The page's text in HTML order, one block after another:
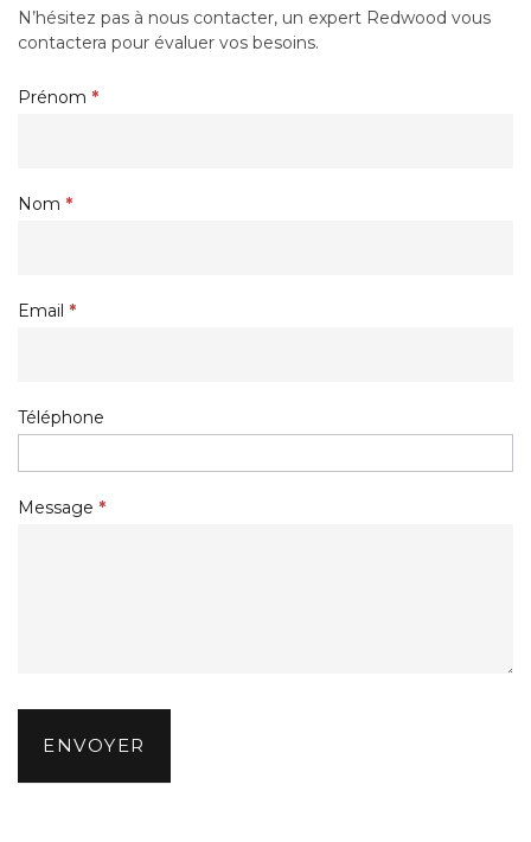
N’hésitez pas à nous contacter, un expert Redwood vous
contactera pour évaluer vos besoins.
Formulaire
Prénom *
Nom *
Email *
Téléphone
Message *
If
leave
ENVOYER